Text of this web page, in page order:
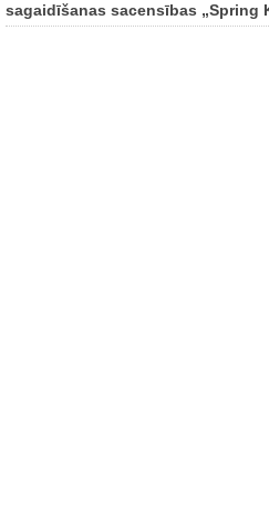
sagaidīšanas sacensības „Spring